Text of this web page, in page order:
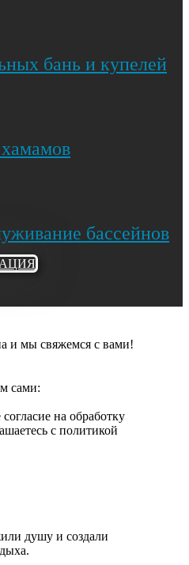
бань и купелей
бассейнов
и мы свяжемся с вами!
сами:
на обработку
c политикой
душу и создали